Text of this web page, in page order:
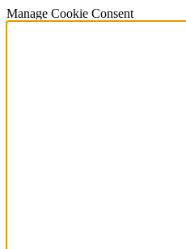
Manage Cookie Consent